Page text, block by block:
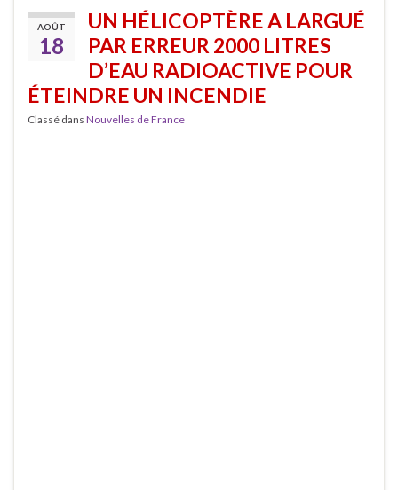
AOÛT
18
UN HÉLICOPTÈRE A LARGUÉ
PAR ERREUR 2000 LITRES
D’EAU RADIOACTIVE POUR
ÉTEINDRE UN INCENDIE
Classé dans Nouvelles de France